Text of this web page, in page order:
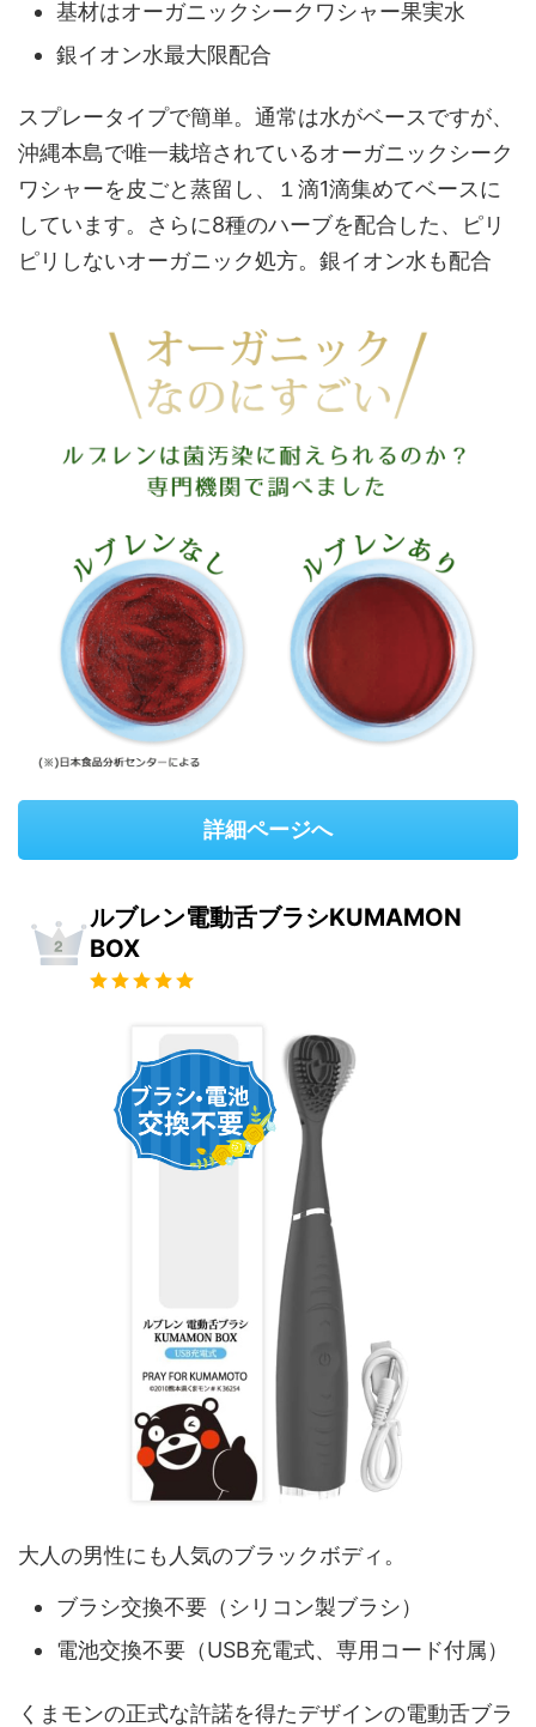
基材はオーガニックシークワシャー果実水
銀イオン水最大限配合
スプレータイプで簡単。通常は水がベースですが、
沖縄本島で唯一栽培されているオーガニックシーク
ワシャーを皮ごと蒸留し、１滴1滴集めてベースに
しています。さらに8種のハーブを配合した、ピリ
ピリしないオーガニック処方。銀イオン水も配合
詳細ページへ
ルブレン電動舌ブラシKUMAMON
BOX
大人の男性にも人気のブラックボディ。
ブラシ交換不要（シリコン製ブラシ）
電池交換不要（USB充電式、専用コード付属）
くまモンの正式な許諾を得たデザインの電動舌ブラ